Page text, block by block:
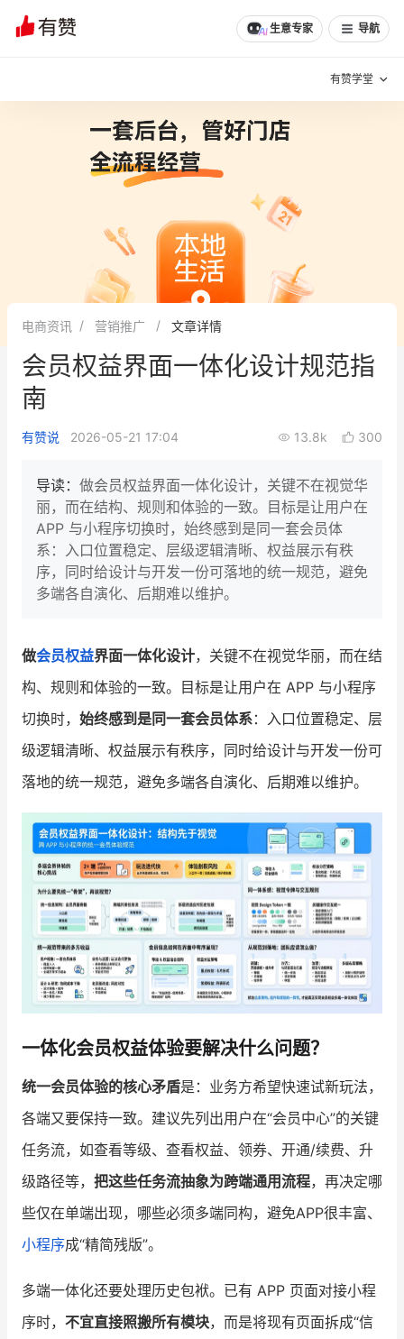
生意专家 导航
有赞学堂
增长方法
有赞专家说
新零售最佳实践
面对面聊增长
增长产品指南
智库 产品场景库
产品更新动态 帮助中心
新零售资讯
培训课程
增长俱乐部
增长俱乐部
商家社区 社群交流
合作共进
入驻有赞 认证代理商
认证服务商 设计服务商
有赞云 数据通服务
电商资讯 营销推广 文章详情
会员权益界面一体化设计规范指
南
有赞说 2026-05-21 17:04 13.8k 300
导读： 做会员权益界面一体化设计，关键不在视觉华
丽，而在结构、规则和体验的一致。目标是让用户在
APP 与小程序切换时，始终感到是同一套会员体
系：入口位置稳定、层级逻辑清晰、权益展示有秩
序，同时给设计与开发一份可落地的统一规范，避免
多端各自演化、后期难以维护。
做会员权益界面一体化设计，关键不在视觉华丽，而在结
构、规则和体验的一致。目标是让用户在 APP 与小程序
切换时， 始终感到是同一套会员体系：入口位置稳定、层
级逻辑清晰、权益展示有秩序，同时给设计与开发一份可
落地的统一规范，避免多端各自演化、后期难以维护。
一体化会员权益体验要解决什么问题？
统一会员体验的核心矛盾是：业务方希望快速试新玩法，
各端又要保持一致。建议先列出用户在“会员中心”的关键
任务流，如查看等级、查看权益、领券、开通/续费、升
级路径等， 把这些任务流抽象为跨端通用流程，再决定哪
些仅在单端出现，哪些必须多端同构，避免APP很丰富、
小程序成“精简残版”。
多端一体化还要处理历史包袱。已有 APP 页面对接小程
序时， 不宜直接照搬所有模块，而是将现有页面拆成“信